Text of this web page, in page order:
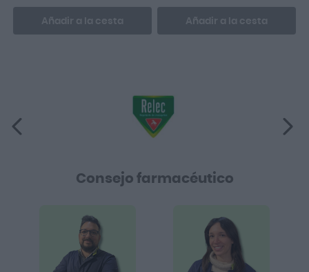
Añadir a la cesta Añadir a la cesta
Consejo farmacéutico